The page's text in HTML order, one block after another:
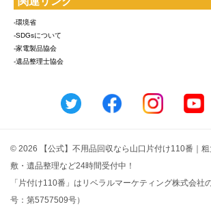
-環境省
-SDGsについて
-家電製品協会
-遺品整理士協会
© 2026 【公式】不用品回収なら山口片付け110番｜
敷・遺品整理など24時間受付中！
「片付け110番」はリベラルマーケティング株式会社
号：第5757509号）